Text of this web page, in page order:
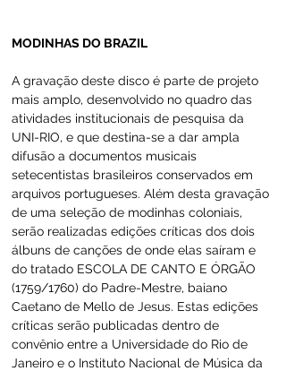
MODINHAS DO BRAZIL
A gravação deste disco é parte de projeto
mais amplo, desenvolvido no quadro das
atividades institucionais de pesquisa da
UNI-RIO, e que destina-se a dar ampla
difusão a documentos musicais
setecentistas brasileiros conservados em
arquivos portugueses. Além desta gravação
de uma seleção de modinhas coloniais,
serão realizadas edições críticas dos dois
álbuns de canções de onde elas saíram e
do tratado ESCOLA DE CANTO E ÓRGÃO
(1759/1760) do Padre-Mestre, baiano
Caetano de Mello de Jesus. Estas edições
críticas serão publicadas dentro de
convênio entre a Universidade do Rio de
Janeiro e o Instituto Nacional de Música da